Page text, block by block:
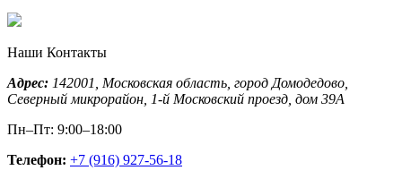
Наши Контакты
Адрес: 142001, Московская область, город Домодедово
Северный микрорайон, 1-й Московский проезд, дом 39А
Пн–Пт: 9:00–18:00
Телефон: +7 (916) 927-56-18